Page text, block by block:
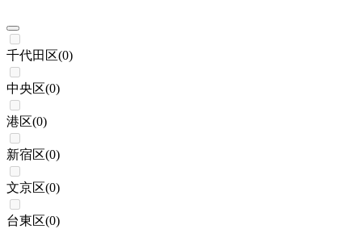
千代田区(0)
中央区(0)
港区(0)
新宿区(0)
文京区(0)
台東区(0)